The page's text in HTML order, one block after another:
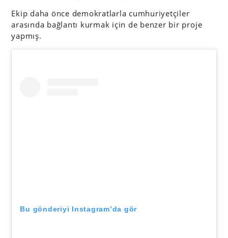
Ekip daha önce demokratlarla cumhuriyetçiler
arasında bağlantı kurmak için de benzer bir proje
yapmış.
Bu gönderiyi Instagram’da gör